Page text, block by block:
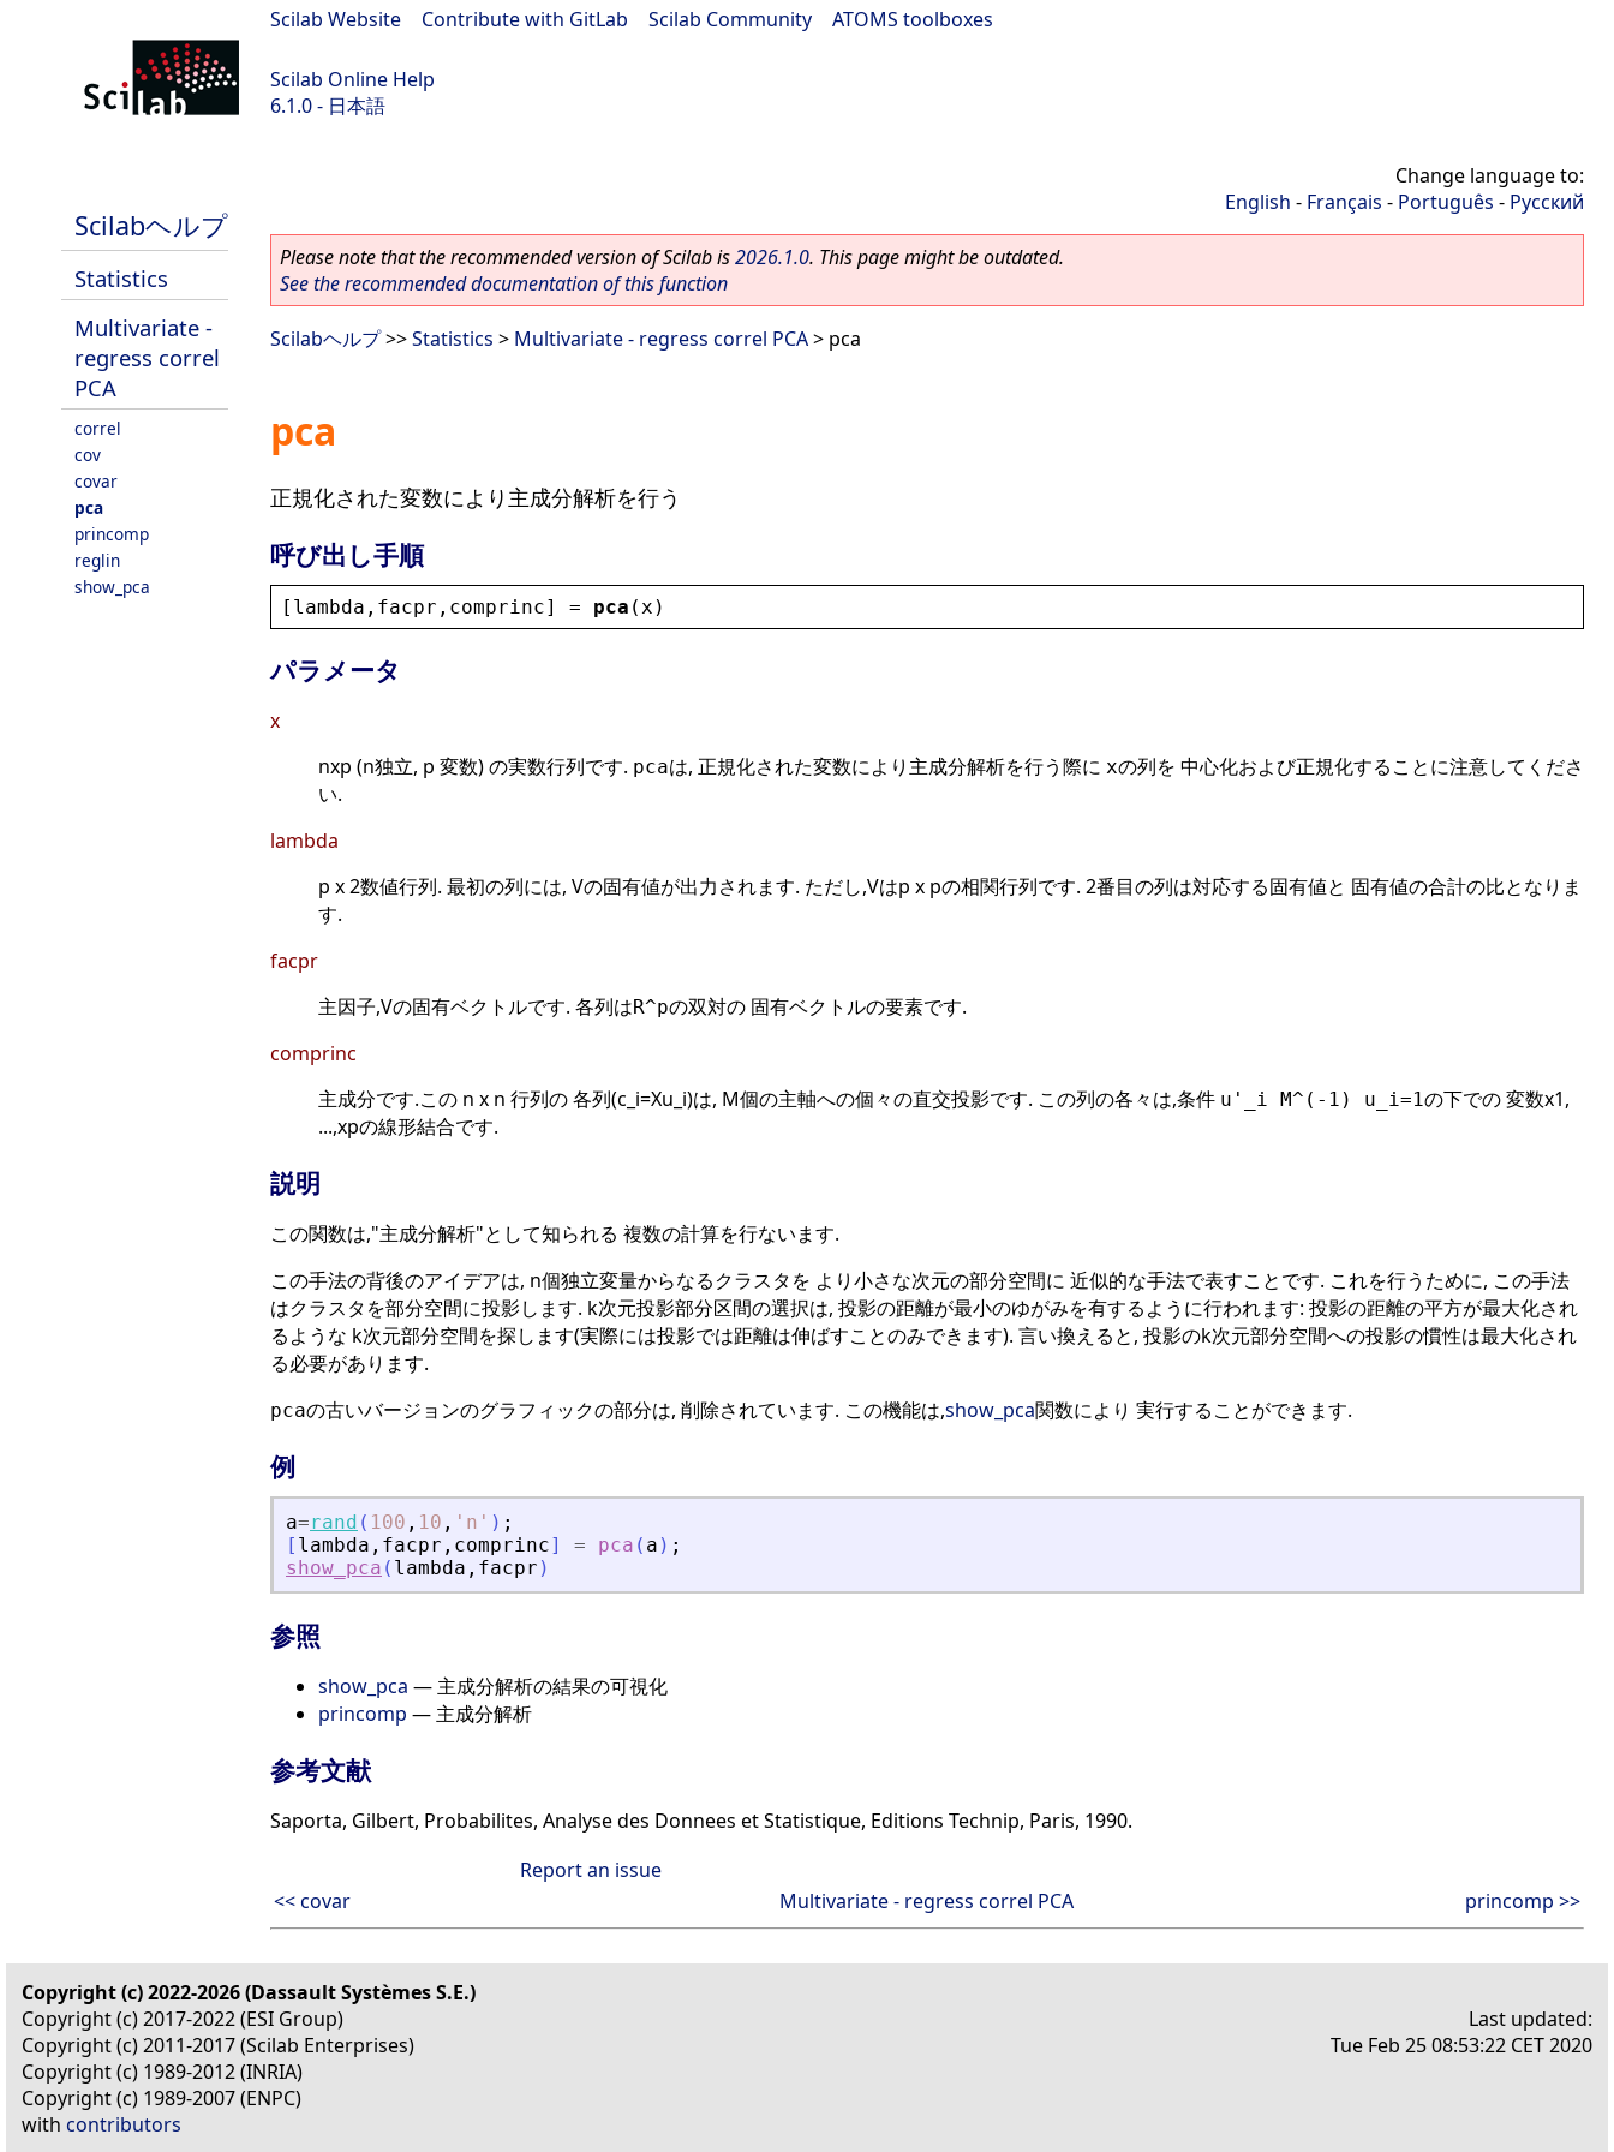
Scilab Website Contribute with GitLab Scilab Community ATOMS toolboxes
Scilab Online Help
6.1.0 - 日本語
Scilabヘルプ
Statistics
Multivariate -
regress correl
PCA
correl
cov
covar
pca
princomp
reglin
show_pca
Change language to:
English - Français - Português - Русский
Please note that the recommended version of Scilab is2026.1.0. This page might be outdated.
See the recommended documentation of this function
Scilabヘルプ>>Statistics > Multivariate - regress correl PCA> pca
pca
正規化された変数により主成分解析を行う
呼び出し手順
[ lambda , facpr , comprinc] = pca ( x )
パラメータ
x
nxp (n独立, p 変数) の実数行列です. pcaは, 正規化された変数により主成分解析を行う際に xの列を 中心化および正規化することに注意してくださ
い.
lambda
p x 2数値行列. 最初の列には, Vの固有値が出力されます. ただし,Vはp x pの相関行列です. 2番目の列は対応する固有値と 固有値の合計の比となりま
す.
facpr
主因子,Vの固有ベクトルです. 各列はR^pの双対の 固有ベクトルの要素です.
comprinc
主成分です.この n x n 行列の 各列(c_i=Xu_i)は, M個の主軸への個々の直交投影です. この列の各々は,条件 u'_i M^(-1) u_i=1の下での 変数x1,
...,xpの線形結合です.
説明
この関数は,"主成分解析"として知られる 複数の計算を行ないます.
この手法の背後のアイデアは, n個独立変量からなるクラスタを より小さな次元の部分空間に 近似的な手法で表すことです. これを行うために, この手法
はクラスタを部分空間に投影します. k次元投影部分区間の選択は, 投影の距離が最小のゆがみを有するように行われます: 投影の距離の平方が最大化され
るような k次元部分空間を探します(実際には投影では距離は伸ばすことのみできます). 言い換えると, 投影のk次元部分空間への投影の慣性は最大化され
る必要があります.
pcaの古いバージョンのグラフィックの部分は, 削除されています. この機能は,show_pca関数により 実行することができます.
例
a=rand ( 100 , 10 , ' n ' ) ;
[ lambda , facpr , comprinc] = pca ( a ) ;
show_pca ( lambda , facpr )
参照
show_pca — 主成分解析の結果の可視化
princomp — 主成分解析
参考文献
Saporta, Gilbert, Probabilites, Analyse des Donnees et Statistique, Editions Technip, Paris, 1990.
Report an issue
<< covar
Multivariate - regress correl PCA princomp >>
Copyright (c) 2022-2026 (Dassault Systèmes S.E.)
Copyright (c) 2017-2022 (ESI Group)
Copyright (c) 2011-2017 (Scilab Enterprises)
Copyright (c) 1989-2012 (INRIA)
Copyright (c) 1989-2007 (ENPC)
with contributors
Last updated:
Tue Feb 25 08:53:22 CET 2020